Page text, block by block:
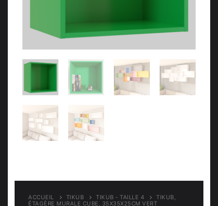
Étagères
Meubles de chambre
Chambre
ACCUEIL TIKUB TIKUB - TAILLE 4
TIKUB,
ÉTAGÈRE MURALE CUBE, 35X35X25CM VERT